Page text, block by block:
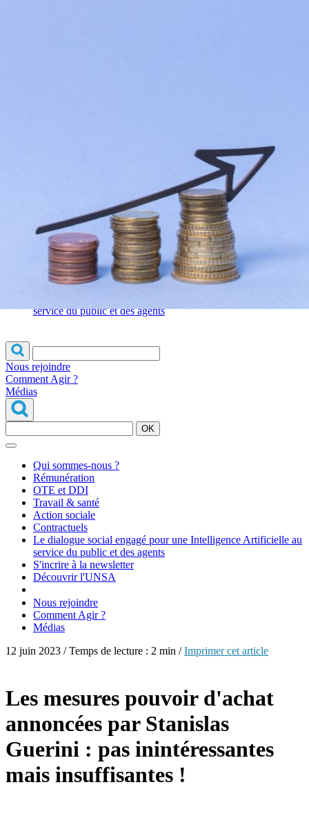
Travail & santé
Action sociale
Contractuels
service du public et des agents
Nous rejoindre
Comment Agir ?
Médias
OK
Qui sommes-nous ?
Rémunération
OTE et DDI
Travail & santé
Action sociale
Contractuels
Le dialogue social engagé pour une Intelligence Artificielle au
service du public et des agents
S'incrire à la newsletter
Découvrir l'UNSA
Nous rejoindre
Comment Agir ?
Médias
12 juin 2023 / Temps de lecture : 2 min /Imprimer cet article
Les mesures pouvoir d'achat
annoncées par Stanislas
Guerini : pas inintéressantes
mais insuffisantes !